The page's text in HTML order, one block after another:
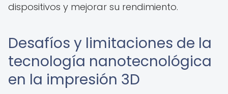
dispositivos y mejorar su rendimiento.
Desafíos y limitaciones de la
tecnología nanotecnológica
en la impresión 3D